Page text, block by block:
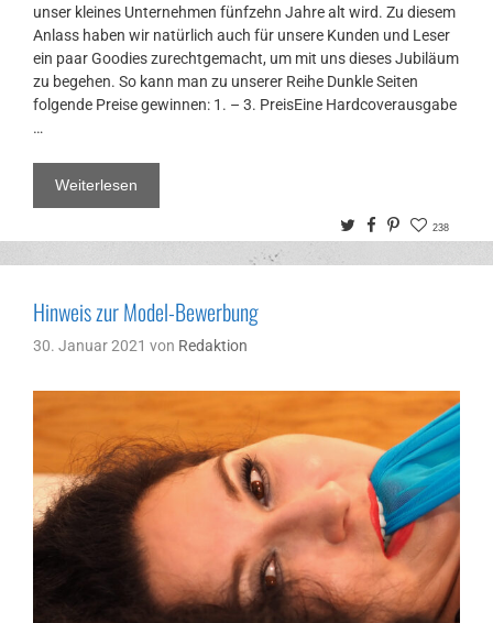
unser kleines Unternehmen fünfzehn Jahre alt wird. Zu diesem
Anlass haben wir natürlich auch für unsere Kunden und Leser
ein paar Goodies zurechtgemacht, um mit uns dieses Jubiläum
zu begehen. So kann man zu unserer Reihe Dunkle Seiten
folgende Preise gewinnen: 1. – 3. PreisEine Hardcoverausgabe
…
Weiterlesen
TwitterFacebook
Pinterest
238
Hinweis zur Model-Bewerbung
30. Januar 2021 von Redaktion